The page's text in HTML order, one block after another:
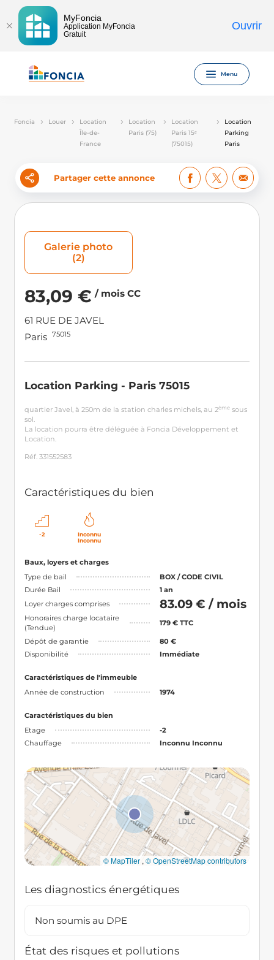
MyFoncia
Application MyFoncia
Gratuit
Ouvrir
Menu
Foncia Louer
Location
Île-de-
France
Location
Paris (75)
Location
Paris 15ᵉ
(75015)
Location
Parking
Paris
Partager cette annonce
Galerie photo
(2)
Location Parking - Paris 75015
quartier Javel, à 250m de la station charles michels, au 2èmesous
sol.
La location pourra être déléguée à Foncia Développement et
Location.
Réf. 331552583
Caractéristiques du bien
-2
Inconnu
Inconnu
Baux, loyers et charges
Type de bail
BOX / CODE CIVIL
Durée Bail
1 an
Loyer charges comprises
83.09 € / mois
Honoraires charge locataire
(Tendue)
179 € TTC
Dépôt de garantie
80 €
Disponibilité
Immédiate
Caractéristiques de l'immeuble
Année de construction
1974
Caractéristiques du bien
Etage
-2
Chauffage
Inconnu Inconnu
© MapTiler ,© OpenStreetMap contributors
Les diagnostics énergétiques
Non soumis au DPE
État des risques et pollutions
83,09 € / mois CC
61 RUE DE JAVEL
Paris 75015